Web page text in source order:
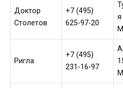
Доктор
Столетов
+7 (495)
625-97-20
я
Ригла
+7 (495)
231-16-97